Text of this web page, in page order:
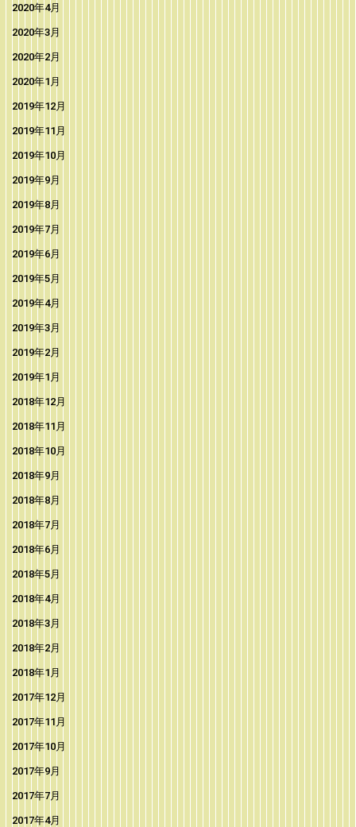
2020年4月
2020年3月
2020年2月
2020年1月
2019年12月
2019年11月
2019年10月
2019年9月
2019年8月
2019年7月
2019年6月
2019年5月
2019年4月
2019年3月
2019年2月
2019年1月
2018年12月
2018年11月
2018年10月
2018年9月
2018年8月
2018年7月
2018年6月
2018年5月
2018年4月
2018年3月
2018年2月
2018年1月
2017年12月
2017年11月
2017年10月
2017年9月
2017年7月
2017年4月